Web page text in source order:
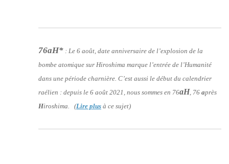
76aH* : Le 6 août, date anniversaire de l’explosion de la
bombe atomique sur Hiroshima marque l’entrée de l’Humanité
dans une période charnière. C’est aussi le début du calendrier
raélien : depuis le 6 août 2021, nous sommes en 76aH, 76 après
Hiroshima. (Lire plus à ce sujet)